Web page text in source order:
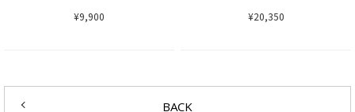
¥9,900
¥20,350
BACK